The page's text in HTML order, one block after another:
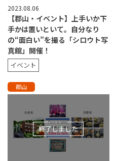
2023.08.06
【郡山・イベント】上手いか下
手かは置いといて。自分なり
の“面白い”を撮る「シロウト写
真館」開催！
イベント
郡山
終了しました